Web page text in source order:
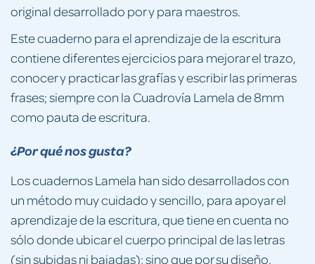
original desarrollado por y para maestros.
Este cuaderno para el aprendizaje de la escritura
contiene diferentes ejercicios para mejorar el trazo,
conocer y practicar las grafías y escribir las primeras
frases; siempre con la Cuadrovía Lamela de 8mm
como pauta de escritura.
¿Por qué nos gusta?
Los cuadernos Lamela han sido desarrollados con
un método muy cuidado y sencillo, para apoyar el
aprendizaje de la escritura, que tiene en cuenta no
sólo donde ubicar el cuerpo principal de las letras
(sin subidas ni bajadas); sino que por su diseño,